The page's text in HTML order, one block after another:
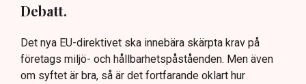
Debatt.
Det nya EU-direktivet ska innebära skärpta krav på
företags miljö- och hållbarhetspåståenden. Men även
om syftet är bra, så är det fortfarande oklart hur